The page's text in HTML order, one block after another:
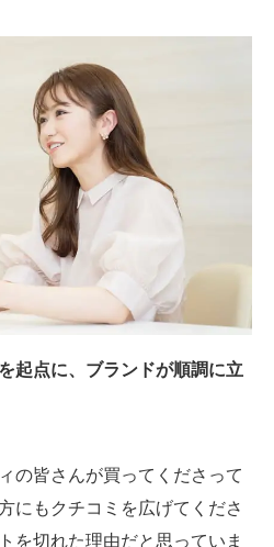
起点に、ブランドが順調に立
の皆さんが買ってくださって
にもクチコミを広げてくださ
を切れた理由だと思っていま